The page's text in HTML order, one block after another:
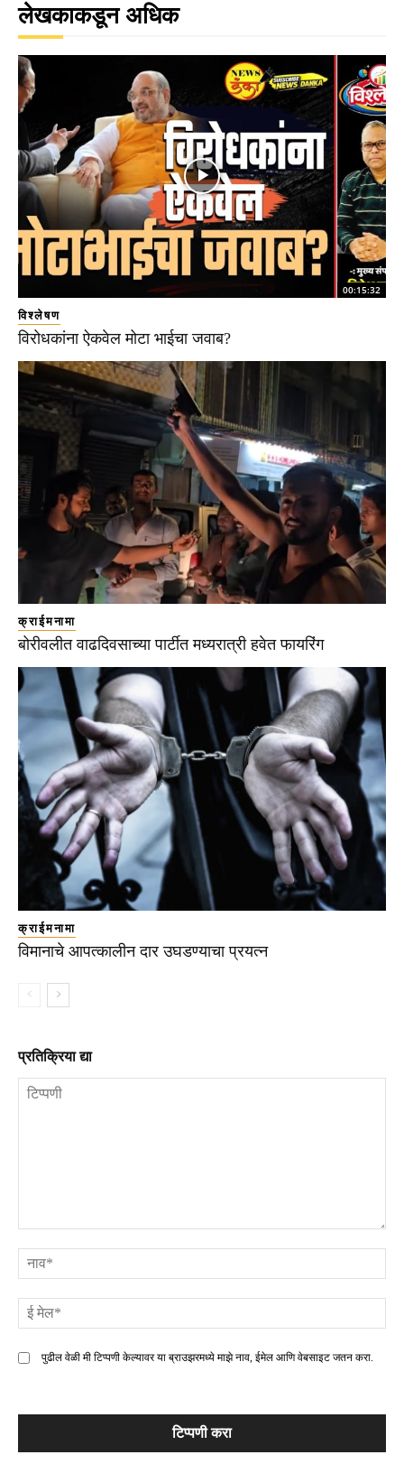
लेखकाकडून अधिक
00:15:32
विश्लेषण
विरोधकांना ऐकवेल मोटा भाईचा जवाब?
क्राईमनामा
बोरीवलीत वाढदिवसाच्या पार्टीत मध्यरात्री हवेत फायरिंग
क्राईमनामा
विमानाचे आपत्कालीन दार उघडण्याचा प्रयत्न
प्रतिक्रिया द्या
पुढील वेळी मी टिप्पणी केल्यावर या ब्राउझरमध्ये माझे नाव, ईमेल आणि वेबसाइट जतन करा.